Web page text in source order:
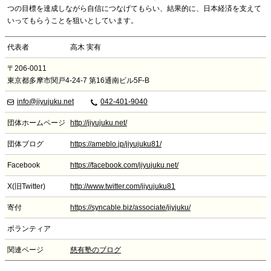
つの目標を達成しながら自信につなげてもらい、結果的に、日本経済を支えて
いってもらうことを狙いとしています。
代表者 高木 実有
〒206-0011
東京都多摩市関戸4-24-7 第16通南ビル5F-B
info@jiyujuku.net 042-401-9040
団体ホームページ http://jiyujuku.net/
団体ブログ https://ameblo.jp/jiyujuku81/
Facebook https://facebook.com/jiyujuku.net/
X(旧Twitter) http://www.twitter.com/jiyujuku81
寄付 https://syncable.biz/associate/jiyjuku/
ボランティア
関連ページ 慈有塾のブログ